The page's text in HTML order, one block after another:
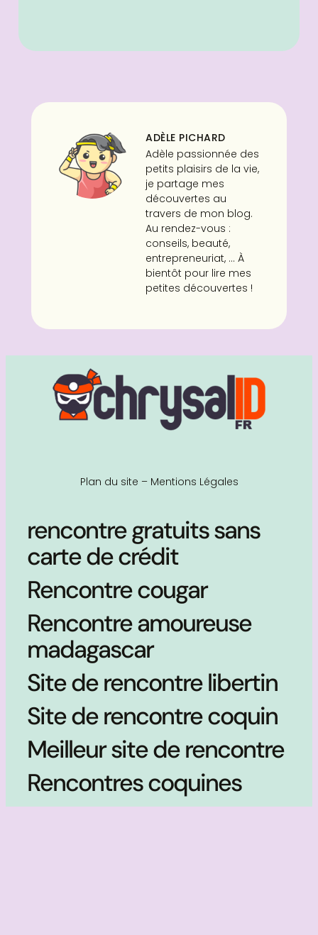
ADÈLE PICHARD
Adèle passionnée des
petits plaisirs de la vie,
je partage mes
découvertes au
travers de mon blog.
Au rendez-vous :
conseils, beauté,
entrepreneuriat, ... À
bientôt pour lire mes
petites découvertes !
Plan du site – Mentions Légales
rencontre gratuits sans
carte de crédit
Rencontre cougar
Rencontre amoureuse
madagascar
Site de rencontre libertin
Site de rencontre coquin
Meilleur site de rencontre
Rencontres coquines